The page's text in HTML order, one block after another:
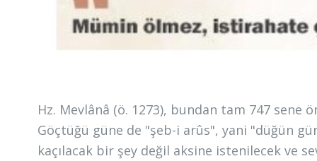
Hz. Mevlânâ (ö. 1273), bundan tam 747
Göçtüğü güne de "şeb-i arûs", yani "düğün
kaçılacak bir şey değil aksine istenilecek ve